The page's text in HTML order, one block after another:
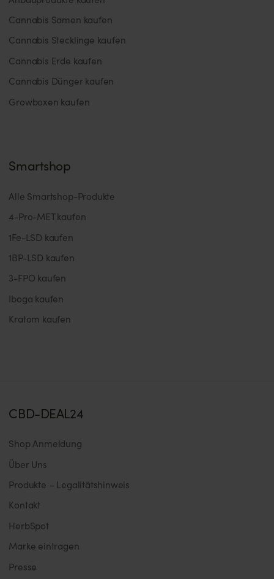
Cannabis Samen kaufen
Cannabis Stecklinge kaufen
Cannabis Erde kaufen
Cannabis Dünger kaufen
Growboxen kaufen
Smartshop
Alle Smartshop-Produkte
4-Pro-MET kaufen
1Fe-LSD kaufen
1BP-LSD kaufen
3-FPO kaufen
Iboga kaufen
Kratom kaufen
CBD-DEAL24
Shop Anmeldung
Über Uns
Produkte – Legalitätshinweis
Kontakt
HerbSpot
Marke eintragen
Presse